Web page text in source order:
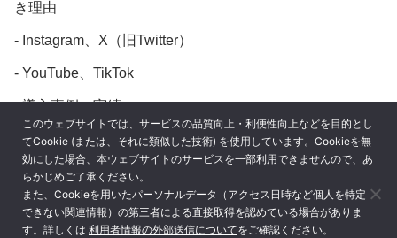
き理由
Instagram、X（旧Twitter）
YouTube、TikTok
導入事例・実績
プライバシーポリシー
このウェブサイトでは、サービスの品質向上・利便性向上などを目的とし
てCookie (または、それに類似した技術) を使用しています。Cookieを無
効にした場合、本ウェブサイトのサービスを一部利用できませんので、あ
らかじめご了承ください。
また、Cookieを用いたパーソナルデータ（アクセス日時など個人を特定
できない関連情報）の第三者による直接取得を認めている場合がありま
す。詳しくは 利用者情報の外部送信についてをご確認ください。